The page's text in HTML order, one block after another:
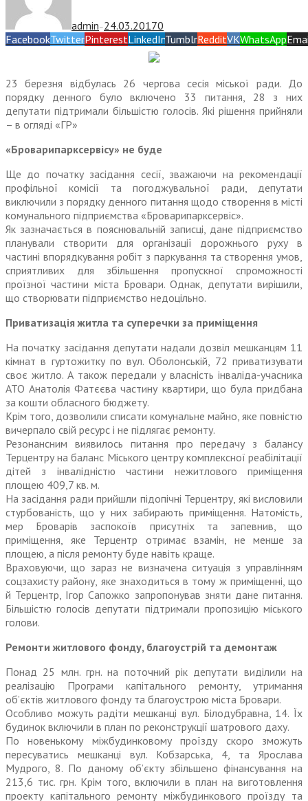
admin — 24.03.20170
FacebookTwitterPinterestLinkedInTumblrRedditVKWhatsApp
23 березня відбулась 26 чергова сесія міської ради. До
порядку денного було включено 33 питання, 28 з них
депутати підтримали більшістю голосів. Які рішення прийняли
– в огляді «ГР»
«Броварипарксервісу» не буде
Ще до початку засідання сесії, зважаючи на рекомендації
профільної комісії та погоджувальної ради, депутати
виключили з порядку денного питання щодо створення в місті
комунального підприємства «Бровари­парксервіс».
Як зазначається в пояснювальній записці, дане підприємство
планували створити для організації дорожнього руху в
частині впорядкування робіт з паркування та створення умов,
сприятливих для збільшення пропускної спроможності
проїзної частини міста Бровари. Однак, депутати вирішили,
що створювати підприємство недоцільно.
Приватизація житла та суперечки за приміщення
На початку засідання депутати надали дозвіл мешканцям 11
кімнат в гуртожитку по вул. Оболонській, 72 приватизувати
своє житло. А також передали у власність інваліда-учасника
АТО Анатолія Фатєєва частину квартири, що була придбана
за кошти обласного бюджету.
Крім того, дозволили списати комунальне майно, яке повністю
вичерпало свій ресурс і не підлягає ремонту.
Резонансним виявилось питання про передачу з балансу
Терцентру на баланс Міського центру комплексної реабілітації
дітей з інвалідністю частини нежитлового приміщення
площею 409,7 кв. м.
На засідання ради прийшли підопічні Терцентру, які висловили
стурбованість, що у них забирають приміщення. Натомість,
мер Броварів заспокоїв присутніх та запевнив, що
приміщення, яке Терцентр отримає взамін, не менше за
площею, а після ремонту буде навіть краще.
Враховуючи, що зараз не визначена ситуація з управлінням
соцзахисту району, яке знаходиться в тому ж приміщенні, що
й Терцентр, Ігор Сапожко запропонував зняти дане питання.
Більшістю голосів депутати підтримали пропозицію міського
голови.
Ремонти житлового фонду, благоустрій та демонтаж
Понад 25 млн. грн. на поточний рік депутати виділили на
реалізацію Програми капітального ремонту, утримання
об’єктів житлового фонду та благоустрою міста Бровари.
Особливо можуть радіти мешканці вул. Білодубравна, 14. Їх
будинок включили в план по реконструкції шатрового даху.
По новенькому міжбудинковому проїзду скоро зможуть
пересуватись мешканці вул. Кобзарська, 4, та Ярослава
Мудрого, 8. По даному об’єкту збільшено фінансування на
213,6 тис. грн. Крім того, включили в план на виготовлення
проекту капітального ремонту міжбудинкового проїзду та